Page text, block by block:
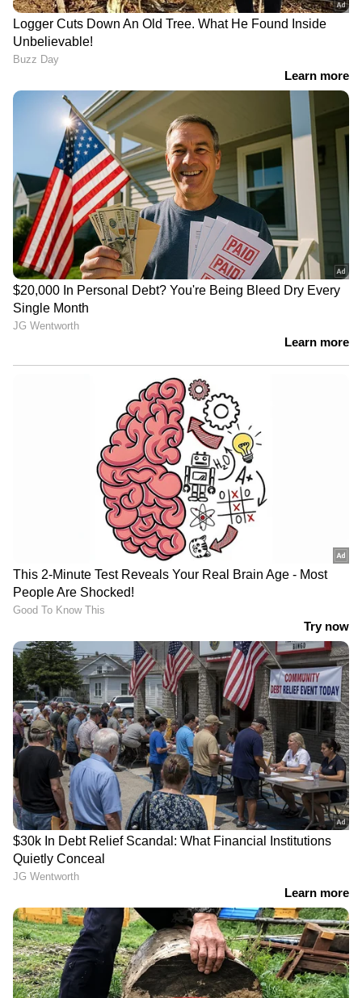
ഇടിച്ചിട്ടു
മന്ത്രാലയം
പ്രണയകഥ തുറന്നു പറഞ്ഞ് വി കെ
ശ്രീകണ്ഠൻ എംപിയും മന്ത്രിയും
സിപിഎമ്മിന്റെ സൈബർ പോരാളി;
ആരാണ് ചെന്നിത്തലയേയും
പൊലീസിനേയും വെല്ലുവിളിക്കുന്ന
അര്‍ജുന്‍ ആയങ്കി?